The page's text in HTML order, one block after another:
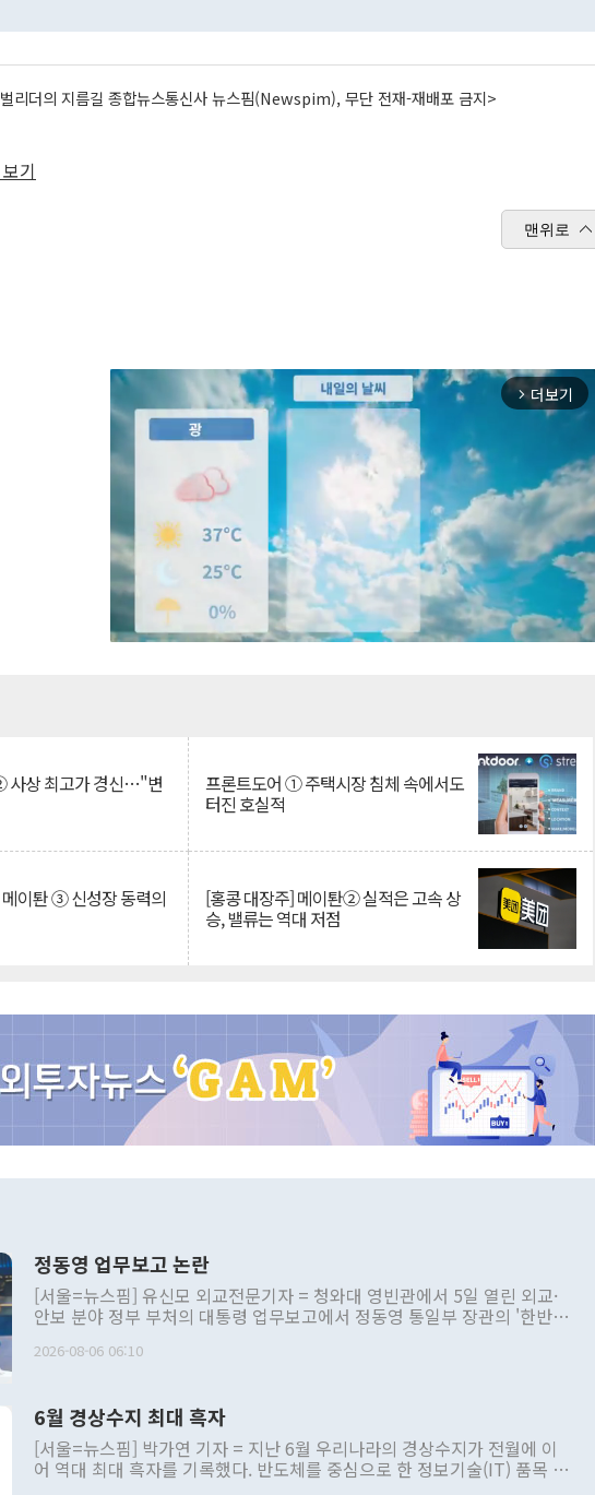
리더의 지름길 종합뉴스통신사 뉴스핌(Newspim), 무단 전재-재배포 금지>
기
맨위로
arrow_forward_ios 더보기
사상 최고가 경신…"변 프론트도어 ① 주택시장 침체 속에서도
터진 호실적
이퇀 ③ 신성장 동력의 [홍콩 대장주] 메이퇀② 실적은 고속 상
승, 밸류는 역대 저점
정동영 업무보고 논란
[서울=뉴스핌] 유신모 외교전문기자 = 청와대 영빈관에서 5일 열린 외교·
안보 분야 정부 부처의 대통령 업무보고에서 정동영 통일부 장관의 '한반도
발언 중에는 정부 내 조율을 거치지 않은 사안을 정책으로 추진하겠다고 공
주의적 희망에 근거한 비현실적 구상'이라는 비판을 내놨다. 그동안 정 장
관의 대북 정책 관련 발언이 물의를 빚은 적은 여러 번 있지만 대통령과 유
관 부처 장관이 공개적으로 부정적 입장을 표명한 것은 이례적이다. 정 장
관의 무리한 대북 접근법과 월권을 제어해야 한다는 목소리도 높아지고 있
2026-08-06 06:10
6월 경상수지 최대 흑자
[서울=뉴스핌] 박가연 기자 = 지난 6월 우리나라의 경상수지가 전월에 이
어 역대 최대 흑자를 기록했다. 반도체를 중심으로 한 정보기술(IT) 품목 수